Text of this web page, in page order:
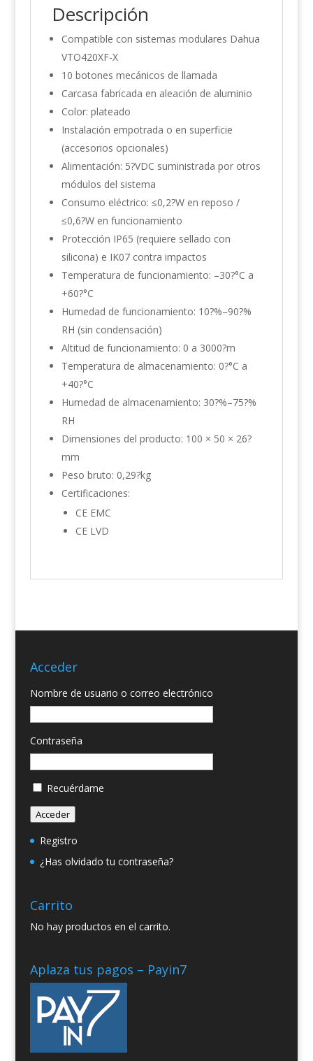
Descripción
Compatible con sistemas modulares Dahua
VTO420XF-X
10 botones mecánicos de llamada
Carcasa fabricada en aleación de aluminio
Color: plateado
Instalación empotrada o en superficie
(accesorios opcionales)
Alimentación: 5?VDC suministrada por otros
módulos del sistema
Consumo eléctrico: ≤0,2?W en reposo /
≤0,6?W en funcionamiento
Protección IP65 (requiere sellado con
silicona) e IK07 contra impactos
Temperatura de funcionamiento: –30?°C a
+60?°C
Humedad de funcionamiento: 10?%–90?%
RH (sin condensación)
Altitud de funcionamiento: 0 a 3000?m
Temperatura de almacenamiento: 0?°C a
+40?°C
Humedad de almacenamiento: 30?%–75?%
RH
Dimensiones del producto: 100 × 50 × 26?
mm
Peso bruto: 0,29?kg
Certificaciones:
CE EMC
CE LVD
Acceder
Nombre de usuario o correo electrónico
Contraseña
Recuérdame
Acceder
Registro
¿Has olvidado tu contraseña?
Carrito
No hay productos en el carrito.
Aplaza tus pagos – Payin7